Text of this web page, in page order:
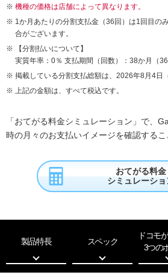
機種の価格は店舗によって異なります。
1か月あたりの分割支払金（36回）は1回目の
合がございます。
【分割払いについて】
実質年率：0％ 支払期間（回数）：38か月（36
掲載している分割支払総額は、2026年8月4日
上記の金額は、すべて税込です。
「おてがる料金シミュレーション」で、
時の月々のお支払いイメージを確認するこ
おてがる料金
シミュレーショ
製品特長 スペック
ドコモ
3つの